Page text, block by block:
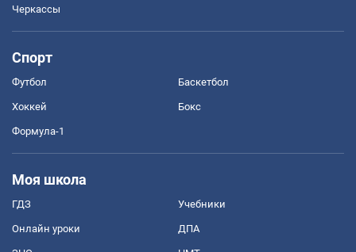
Черкассы
Спорт
Футбол Баскетбол
Хоккей Бокс
Формула-1
Моя школа
ГДЗ Учебники
Онлайн уроки ДПА